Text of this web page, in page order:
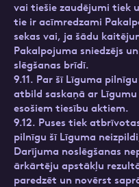
vai tiešie zaudējumi tiek
tie ir acīmredzami
sekas vai, ja šādu
Pakalpojuma sniedzējs
slēgšanas brīdī.
9.11. Par šī Līguma
atbild saskaņā ar
esošiem tiesību aktiem.
9.12. Puses tiek
pilnīgu šī Līguma
Darījuma noslēgšanas
ārkārtēju apstākļu
paredzēt un novērst